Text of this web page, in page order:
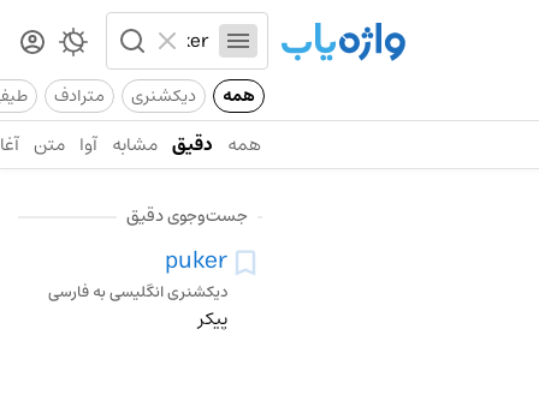
همه دیکشنری مترادف
همه دقیق مشابه آوا متن
جست‌وجوی دقیق
puker
دیکشنری انگلیسی به فارسی
پیکر